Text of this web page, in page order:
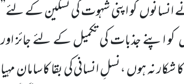
کو اپنی شہوت کی تسکین کے لئے’’
کو اپنے جذبات کی تکمیل کے لئے جائز اور
نہ ہوں ،نسلِ انسانی کی بقا کاسامان مہیا